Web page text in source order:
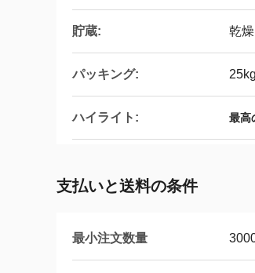
貯蔵: 乾
パッキング:
ハイライト: 最高
支払いと送料の条件
最小注文数量